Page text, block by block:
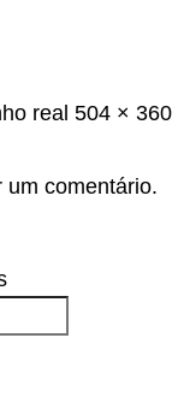
real 504 × 360
um comentário.